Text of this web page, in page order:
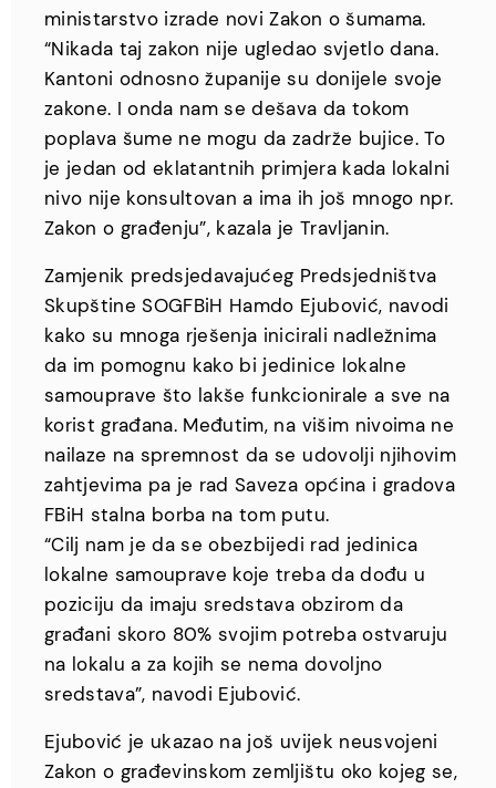
ministarstvo izrade novi Zakon o šumama.
“Nikada taj zakon nije ugledao svjetlo dana.
Kantoni odnosno županije su donijele svoje
zakone. I onda nam se dešava da tokom
poplava šume ne mogu da zadrže bujice. To
je jedan od eklatantnih primjera kada lokalni
nivo nije konsultovan a ima ih još mnogo npr.
Zakon o građenju”, kazala je Travljanin.
Zamjenik predsjedavajućeg Predsjedništva
Skupštine SOGFBiH Hamdo Ejubović, navodi
kako su mnoga rješenja inicirali nadležnima
da im pomognu kako bi jedinice lokalne
samouprave što lakše funkcionirale a sve na
korist građana. Međutim, na višim nivoima ne
nailaze na spremnost da se udovolji njihovim
zahtjevima pa je rad Saveza općina i gradova
FBiH stalna borba na tom putu.
“Cilj nam je da se obezbijedi rad jedinica
lokalne samouprave koje treba da dođu u
poziciju da imaju sredstava obzirom da
građani skoro 80% svojim potreba ostvaruju
na lokalu a za kojih se nema dovoljno
sredstava”, navodi Ejubović.
Ejubović je ukazao na još uvijek neusvojeni
Zakon o građevinskom zemljištu oko kojeg se,